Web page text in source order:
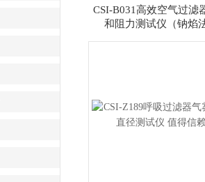
CSI-B031高效空气过滤
和阻力测试仪（钠焰